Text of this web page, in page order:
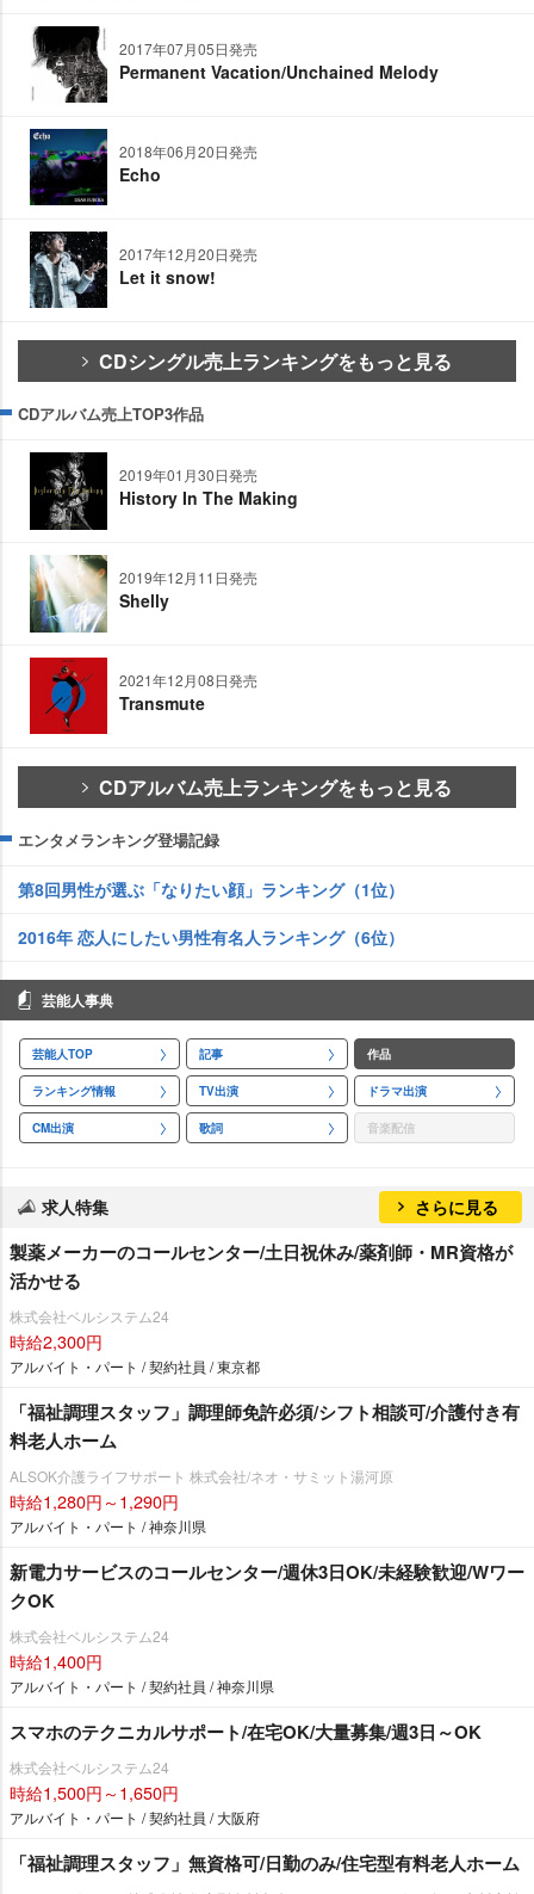
2017年07月05日発売
Permanent Vacation/Unchained Melody
2018年06月20日発売
Echo
2017年12月20日発売
Let it snow!
CDシングル売上ランキングをもっと見る
CDアルバム売上TOP3作品
2019年01月30日発売
History In The Making
2019年12月11日発売
Shelly
2021年12月08日発売
Transmute
CDアルバム売上ランキングをもっと見る
エンタメランキング登場記録
第8回男性が選ぶ「なりたい顔」ランキング（1位）
2016年 恋人にしたい男性有名人ランキング（6位）
芸能人事典
芸能人TOP 記事 作品
ランキング情報 TV出演 ドラマ出演
CM出演 歌詞 音楽配信
求人特集 さらに見る
製薬メーカーのコールセンター/土日祝休み/薬剤師・MR資格が
活かせる
株式会社ベルシステム24
時給2,300円
アルバイト・パート / 契約社員 / 東京都
「福祉調理スタッフ」調理師免許必須/シフト相談可/介護付き有
料老人ホーム
ALSOK介護ライフサポート 株式会社/ネオ・サミット湯河原
時給1,280円～1,290円
アルバイト・パート / 神奈川県
新電力サービスのコールセンター/週休3日OK/未経験歓迎/Wワー
クOK
株式会社ベルシステム24
時給1,400円
アルバイト・パート / 契約社員 / 神奈川県
スマホのテクニカルサポート/在宅OK/大量募集/週3日～OK
株式会社ベルシステム24
時給1,500円～1,650円
アルバイト・パート / 契約社員 / 大阪府
「福祉調理スタッフ」無資格可/日勤のみ/住宅型有料老人ホーム